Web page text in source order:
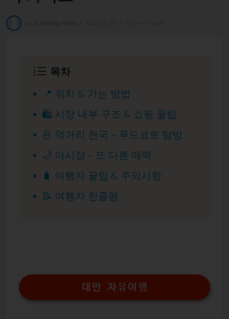
목차
📍 위치 & 가는 방법
🛍 시장 내부 구조 & 쇼핑 꿀팁
🍜 먹거리 천국 – 푸드코트 탐방
🌙 야시장 – 또 다른 매력
🧳 여행자 꿀팁 & 주의사항
📝 여행자 한줄평
대만 자유여행